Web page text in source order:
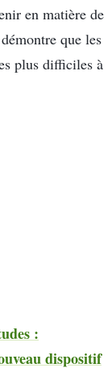
en matière de
que les
plus difficiles à
:
dispositif